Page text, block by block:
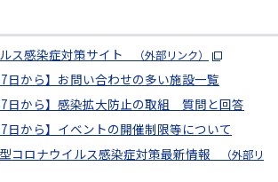
ス感染症対策サイト （外部リンク）
日から】お問い合わせの多い施設一覧
日から】感染拡大防止の取組 質問と回答
日から】イベントの開催制限等について
コロナウイルス感染症対策最新情報 （外部リ